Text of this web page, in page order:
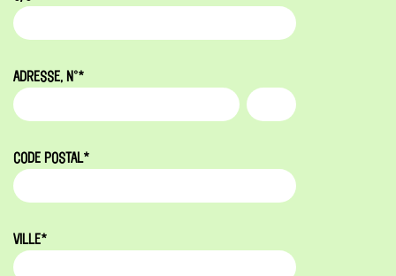
ADRESSE, N°*
CODE POSTAL*
VILLE*